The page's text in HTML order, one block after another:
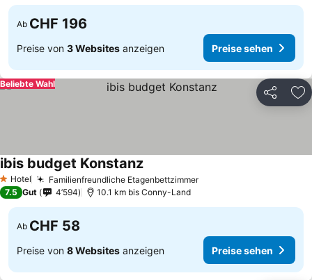
Ab CHF 196
Preise von 3 Websites anzeigen Preise sehen
Teilen
Beliebte Wahl
1 Sterne
Hotel Familienfreundliche EtagenbettzimmerPreise sehen
ibis budget KonstanzPreise sehen
7.5 Gut 4’594 10.1 km bis Conny-Land
Ab CHF 58
Preise von 8 Websites anzeigen Preise sehen